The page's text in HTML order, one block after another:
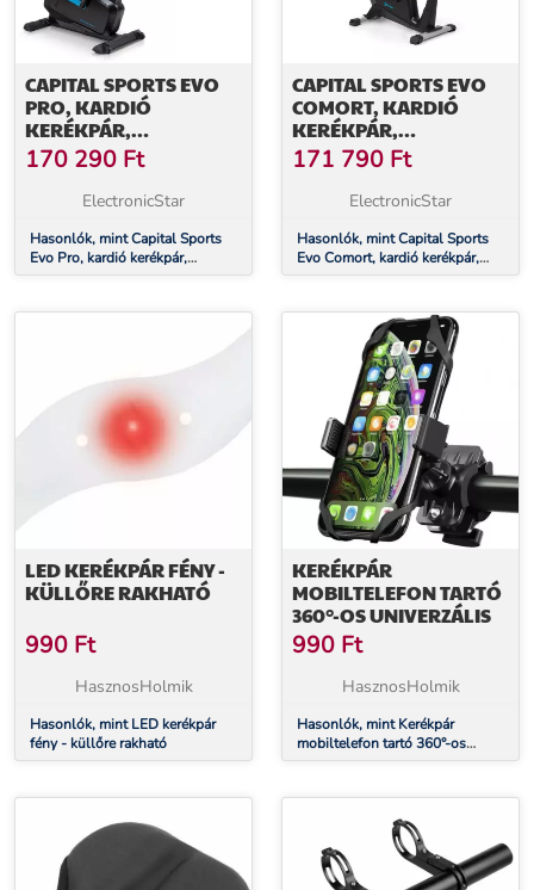
CAPITAL SPORTS EVO
PRO, KARDIÓ
KERÉKPÁR,
BLUETOOTH,
ALKALMAZÁS, 20 KG-
OS LENDKERÉK
170 290 Ft
ElectronicStar
Hasonlók, mint Capital Sports
Evo Pro, kardió kerékpár,
bluetooth, alkalmazás, 20 kg-os
CAPITAL SPORTS EVO
COMORT, KARDIÓ
KERÉKPÁR,
BLUETOOTH,
APPLIKÁCIÓ, 15 KG-OS
LENDKERÉK
171 790 Ft
ElectronicStar
Hasonlók, mint Capital Sports
Evo Comort, kardió kerékpár,
bluetooth, applikáció, 15 kg-os
LED KERÉKPÁR FÉNY -
KÜLLŐRE RAKHATÓ
990 Ft
HasznosHolmik
Hasonlók, mint LED kerékpár
fény - küllőre rakható
KERÉKPÁR
MOBILTELEFON TARTÓ
360°-OS UNIVERZÁLIS
990 Ft
HasznosHolmik
Hasonlók, mint Kerékpár
mobiltelefon tartó 360°-os
univerzális